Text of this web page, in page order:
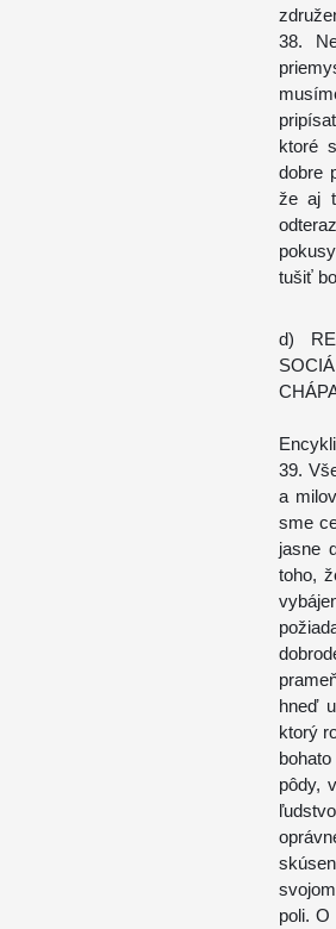
38.
ktoré
dobre
že aj
tušiť
d)
39.
a
sme
jasne
toho,
hneď
ktorý
pôdy,
poli.